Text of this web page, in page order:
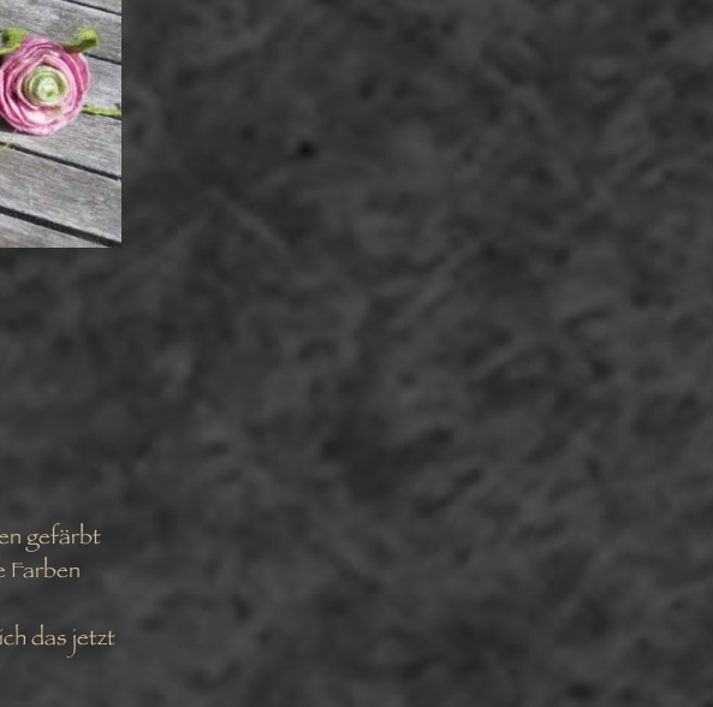
gefärbt
Farben
das jetzt